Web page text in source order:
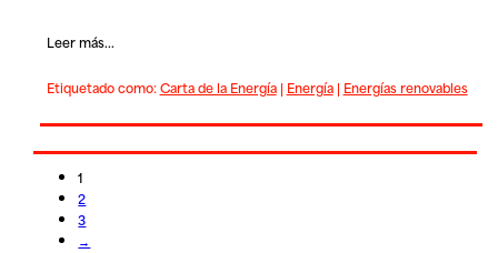
Leer más...
Etiquetado como:Carta de la Energía| Energía| Energías renovables
1
2
3
→